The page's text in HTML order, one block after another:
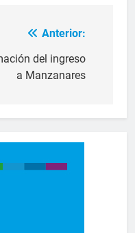
Anterior:
del ingreso
a Manzanares